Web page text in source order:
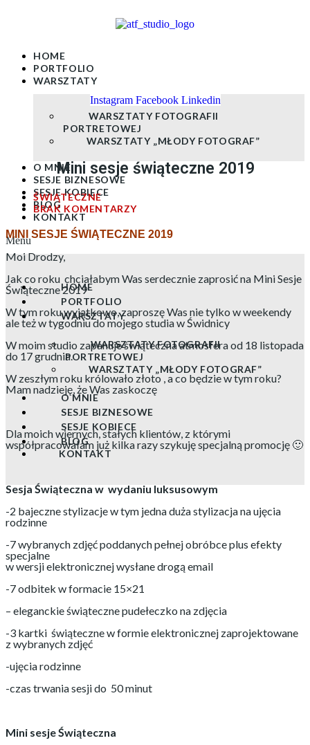
HOME
PORTFOLIO
WARSZTATY
WARSZTATY FOTOGRAFII
PORTRETOWEJ
WARSZTATY „MŁODY FOTOGRAF”
O MNIE
SESJE BIZNESOWE
SESJE KOBIECE
BLOG
KONTAKT
Menu
HOME
PORTFOLIO
WARSZTATY
WARSZTATY FOTOGRAFII
PORTRETOWEJ
WARSZTATY „MŁODY FOTOGRAF”
O MNIE
SESJE BIZNESOWE
SESJE KOBIECE
BLOG
KONTAKT
Instagram Facebook Linkedin
Mini sesje świąteczne 2019
ŚWIĄTECZNE
BRAK KOMENTARZY
MINI SESJE ŚWIĄTECZNE 2019
Moi Drodzy,
Jak co roku chciałabym Was serdecznie zaprosić na Mini Sesje
Świąteczne 2019
W tym roku wyjątkowo, zaproszę Was nie tylko w weekendy
ale też w tygodniu do mojego studia w Świdnicy
W moim studio zapanuje świąteczna atmosfera od 18 listopada
do 17 grudnia.
W zeszłym roku królowało złoto , a co będzie w tym roku?
Mam nadzieję, że Was zaskoczę
Dla moich wiernych, stałych klientów, z którymi
współpracowałam już kilka razy szykuję specjalną promocję 🙂
Sesja Świąteczna w wydaniu luksusowym
-2 bajeczne stylizacje w tym jedna duża stylizacja na ujęcia
rodzinne
-7 wybranych zdjęć poddanych pełnej obróbce plus efekty
specjalne
w wersji elektronicznej wysłane drogą email
-7 odbitek w formacie 15×21
– eleganckie świąteczne pudełeczko na zdjęcia
-3 kartki świąteczne w formie elektronicznej zaprojektowane
z wybranych zdjęć
-ujęcia rodzinne
-czas trwania sesji do 50 minut
Mini sesje Świąteczna